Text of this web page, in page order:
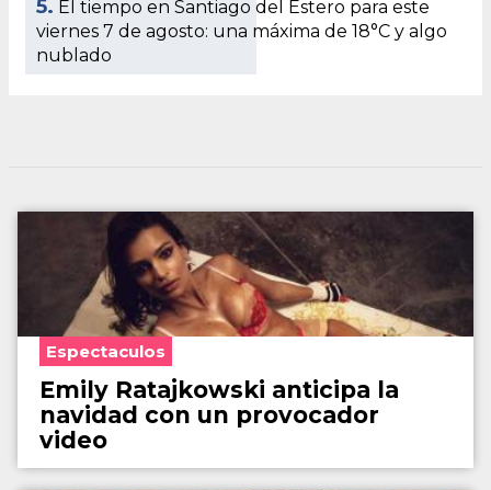
5. El tiempo en Santiago del Estero para este
viernes 7 de agosto: una máxima de 18°C y algo
nublado
Espectaculos
Emily Ratajkowski anticipa la
navidad con un provocador
video